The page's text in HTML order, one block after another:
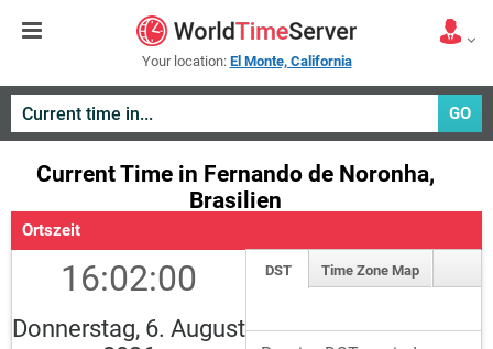
Your location: El Monte, California
GO
Current Time in Fernando de Noronha,
Brasilien
Ortszeit
16:02:00
Donnerstag, 6. August
DST Time Zone Map